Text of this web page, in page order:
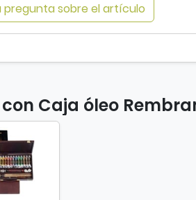
pregunta sobre el artículo
Caja óleo